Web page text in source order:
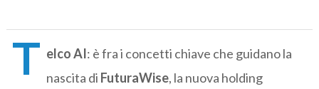
T elco AI: è fra i concetti chiave che guidano la
nascita di FuturaWise, la nuova holding